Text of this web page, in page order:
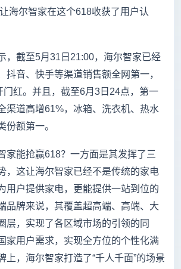
海尔智家在这个618收获了用户认
，截至5月31日21:00，海尔智家已经
抖音、快手等渠道销售额全网第一，
门红。并且，截至6月3日24点，第一
渠道高增61%，冰箱、洗衣机、热水
份额第一。
家能抢赢618？一方面是其发挥了三
，这让海尔智家已经不是传统的家电
用户提供家电，更能提供一站到位的
品牌来说，其覆盖超高端、高端、大
层，实现了各区域市场的引领的同
家用户需求，实现全方位的个性化满
上，海尔智家打造了“千人千面”的场景